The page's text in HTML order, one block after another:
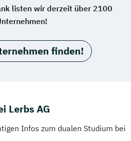
listen wir derzeit über 2100
finden!
Lerbs AG
Infos zum dualen Studium bei